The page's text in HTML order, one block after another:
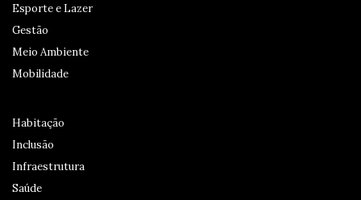
Esporte e Lazer
Gestão
Meio Ambiente
Mobilidade
Habitação
Inclusão
Infraestrutura
Saúde